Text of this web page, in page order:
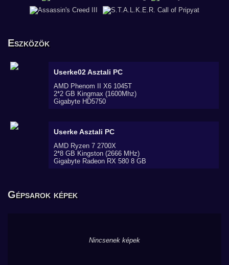
Eszközök
Userke02Asztali PC
AMD Phenom II X6 1045T
2*2 GB Kingmax (1600Mhz)
Gigabyte HD5750
UserkeAsztali PC
AMD Ryzen 7 2700X
2*8 GB Kingston (2666 MHz)
Gigabyte Radeon RX 580 8 GB
Gépsarok képek
Nincsenek képek